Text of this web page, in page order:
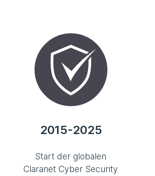
2015-2025
Start der globalen
Claranet Cyber Security